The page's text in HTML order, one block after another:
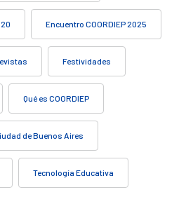
Encuentro COORDIEP 2025
Festividades
Qué es COORDIEP
de Buenos Aires
Tecnología Educativa